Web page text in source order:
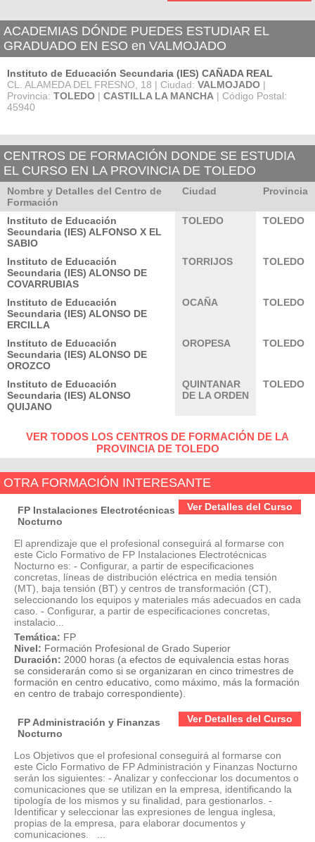
ACADEMIAS DÓNDE PUEDES ESTUDIAR EL
GRADUADO EN ESO en VALMOJADO
Instituto de Educación Secundaria (IES) CAÑADA REAL
CL. ALAMEDA DEL FRESNO, 18 | Ciudad: VALMOJADO |
Provincia: TOLEDO | CASTILLA LA MANCHA | Código Postal:
45940
CENTROS DE FORMACIÓN DONDE SE ESTUDIA
EL CURSO EN LA PROVINCIA DE TOLEDO
Nombre y Detalles del Centro de
Formación
Ciudad Provincia
Instituto de Educación
Secundaria (IES) ALFONSO X EL
SABIO
TOLEDO TOLEDO
Instituto de Educación
Secundaria (IES) ALONSO DE
COVARRUBIAS
TORRIJOS TOLEDO
Instituto de Educación
Secundaria (IES) ALONSO DE
ERCILLA
OCAÑA TOLEDO
Instituto de Educación
Secundaria (IES) ALONSO DE
OROZCO
OROPESA TOLEDO
Instituto de Educación
Secundaria (IES) ALONSO
QUIJANO
QUINTANAR
DE LA ORDEN
TOLEDO
VER TODOS LOS CENTROS DE FORMACIÓN DE LA
PROVINCIA DE TOLEDO
OTRA FORMACIÓN INTERESANTE
Ver Detalles del Curso
FP Instalaciones Electrotécnicas
Nocturno
El aprendizaje que el profesional conseguirá al formarse con
este Ciclo Formativo de FP Instalaciones Electrotécnicas
Nocturno es: - Configurar, a partir de especificaciones
concretas, líneas de distribución eléctrica en media tensión
(MT), baja tensión (BT) y centros de transformación (CT),
seleccionando los equipos y materiales más adecuados en cada
caso. - Configurar, a partir de especificaciones concretas,
instalacio...
Temática: FP
Nivel: Formación Profesional de Grado Superior
Duración: 2000 horas (a efectos de equivalencia estas horas
se considerarán como si se organizaran en cinco trimestres de
formación en centro educativo, como máximo, más la formación
en centro de trabajo correspondiente).
Ver Detalles del Curso
FP Administración y Finanzas
Nocturno
Los Objetivos que el profesional conseguirá al formarse con
este Ciclo Formativo de FP Administración y Finanzas Nocturno
serán los siguientes: - Analizar y confeccionar los documentos o
comunicaciones que se utilizan en la empresa, identificando la
tipología de los mismos y su finalidad, para gestionarlos. -
Identificar y seleccionar las expresiones de lengua inglesa,
propias de la empresa, para elaborar documentos y
comunicaciones. ...